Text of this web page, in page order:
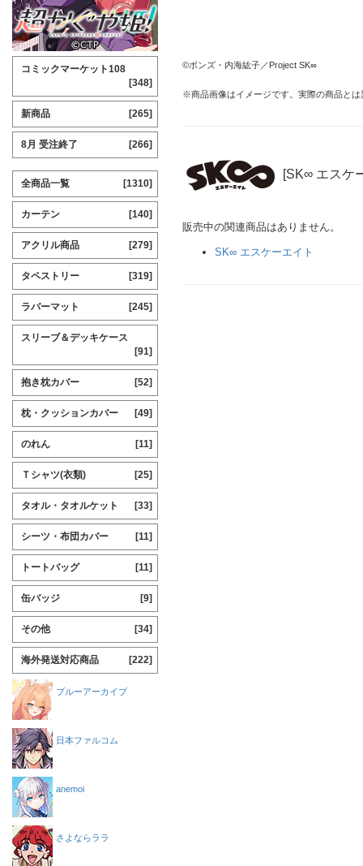
©ボンズ・内海紘子／Project SK∞
※商品画像はイメージです。実際の商品と
[SK∞ エスケ
販売中の関連商品はありません。
SK∞ エスケーエイト
コミックマーケット108
[348]
新商品 [265]
8月 受注終了 [266]
全商品一覧 [1310]
カーテン [140]
アクリル商品 [279]
タペストリー [319]
ラバーマット [245]
スリーブ＆デッキケース
[91]
抱き枕カバー [52]
枕・クッションカバー [49]
のれん [11]
Ｔシャツ(衣類) [25]
タオル・タオルケット [33]
シーツ・布団カバー [11]
トートバッグ [11]
缶バッジ [9]
その他 [34]
海外発送対応商品 [222]
ブルーアーカイブ
日本ファルコム
anemoi
さよならララ